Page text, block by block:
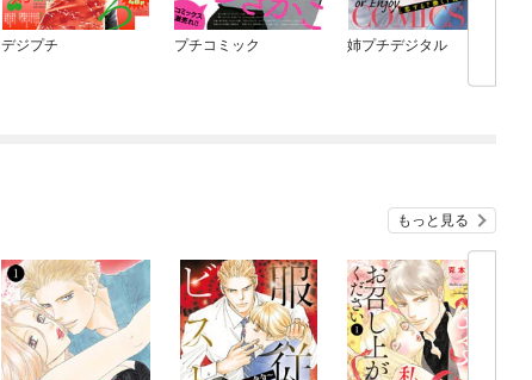
デジプチ プチコミック 姉プチデジタル
もっと見る